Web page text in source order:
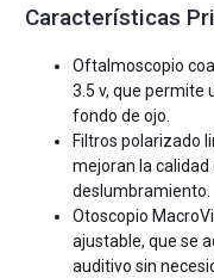
Características
Oftalmoscopio
3.5 v, que permite
fondo de ojo.
Filtros polarizado
mejoran la calidad
deslumbramiento.
Otoscopio
ajustable, que se
auditivo sin